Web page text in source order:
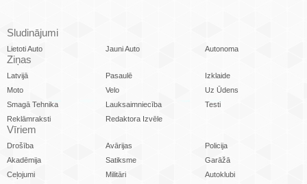
Sludinājumi
Lietoti Auto Jauni Auto Autonoma
Ziņas
Latvijā Pasaulē
Izklaide
Moto
Velo
Uz Ūdens
Smagā Tehnika
Lauksaimniecība
Testi
Reklāmraksti
Redaktora Izvēle
Vīriem
Drošība Avārijas
Policija
Akadēmija
Satiksme
Garāžā
Ceļojumi
Militāri
Autoklubi